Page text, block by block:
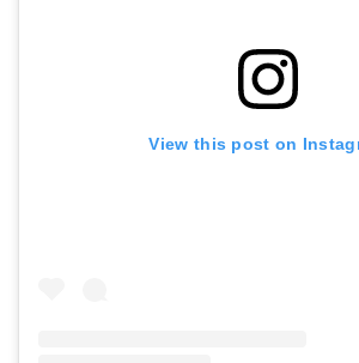
View this post on